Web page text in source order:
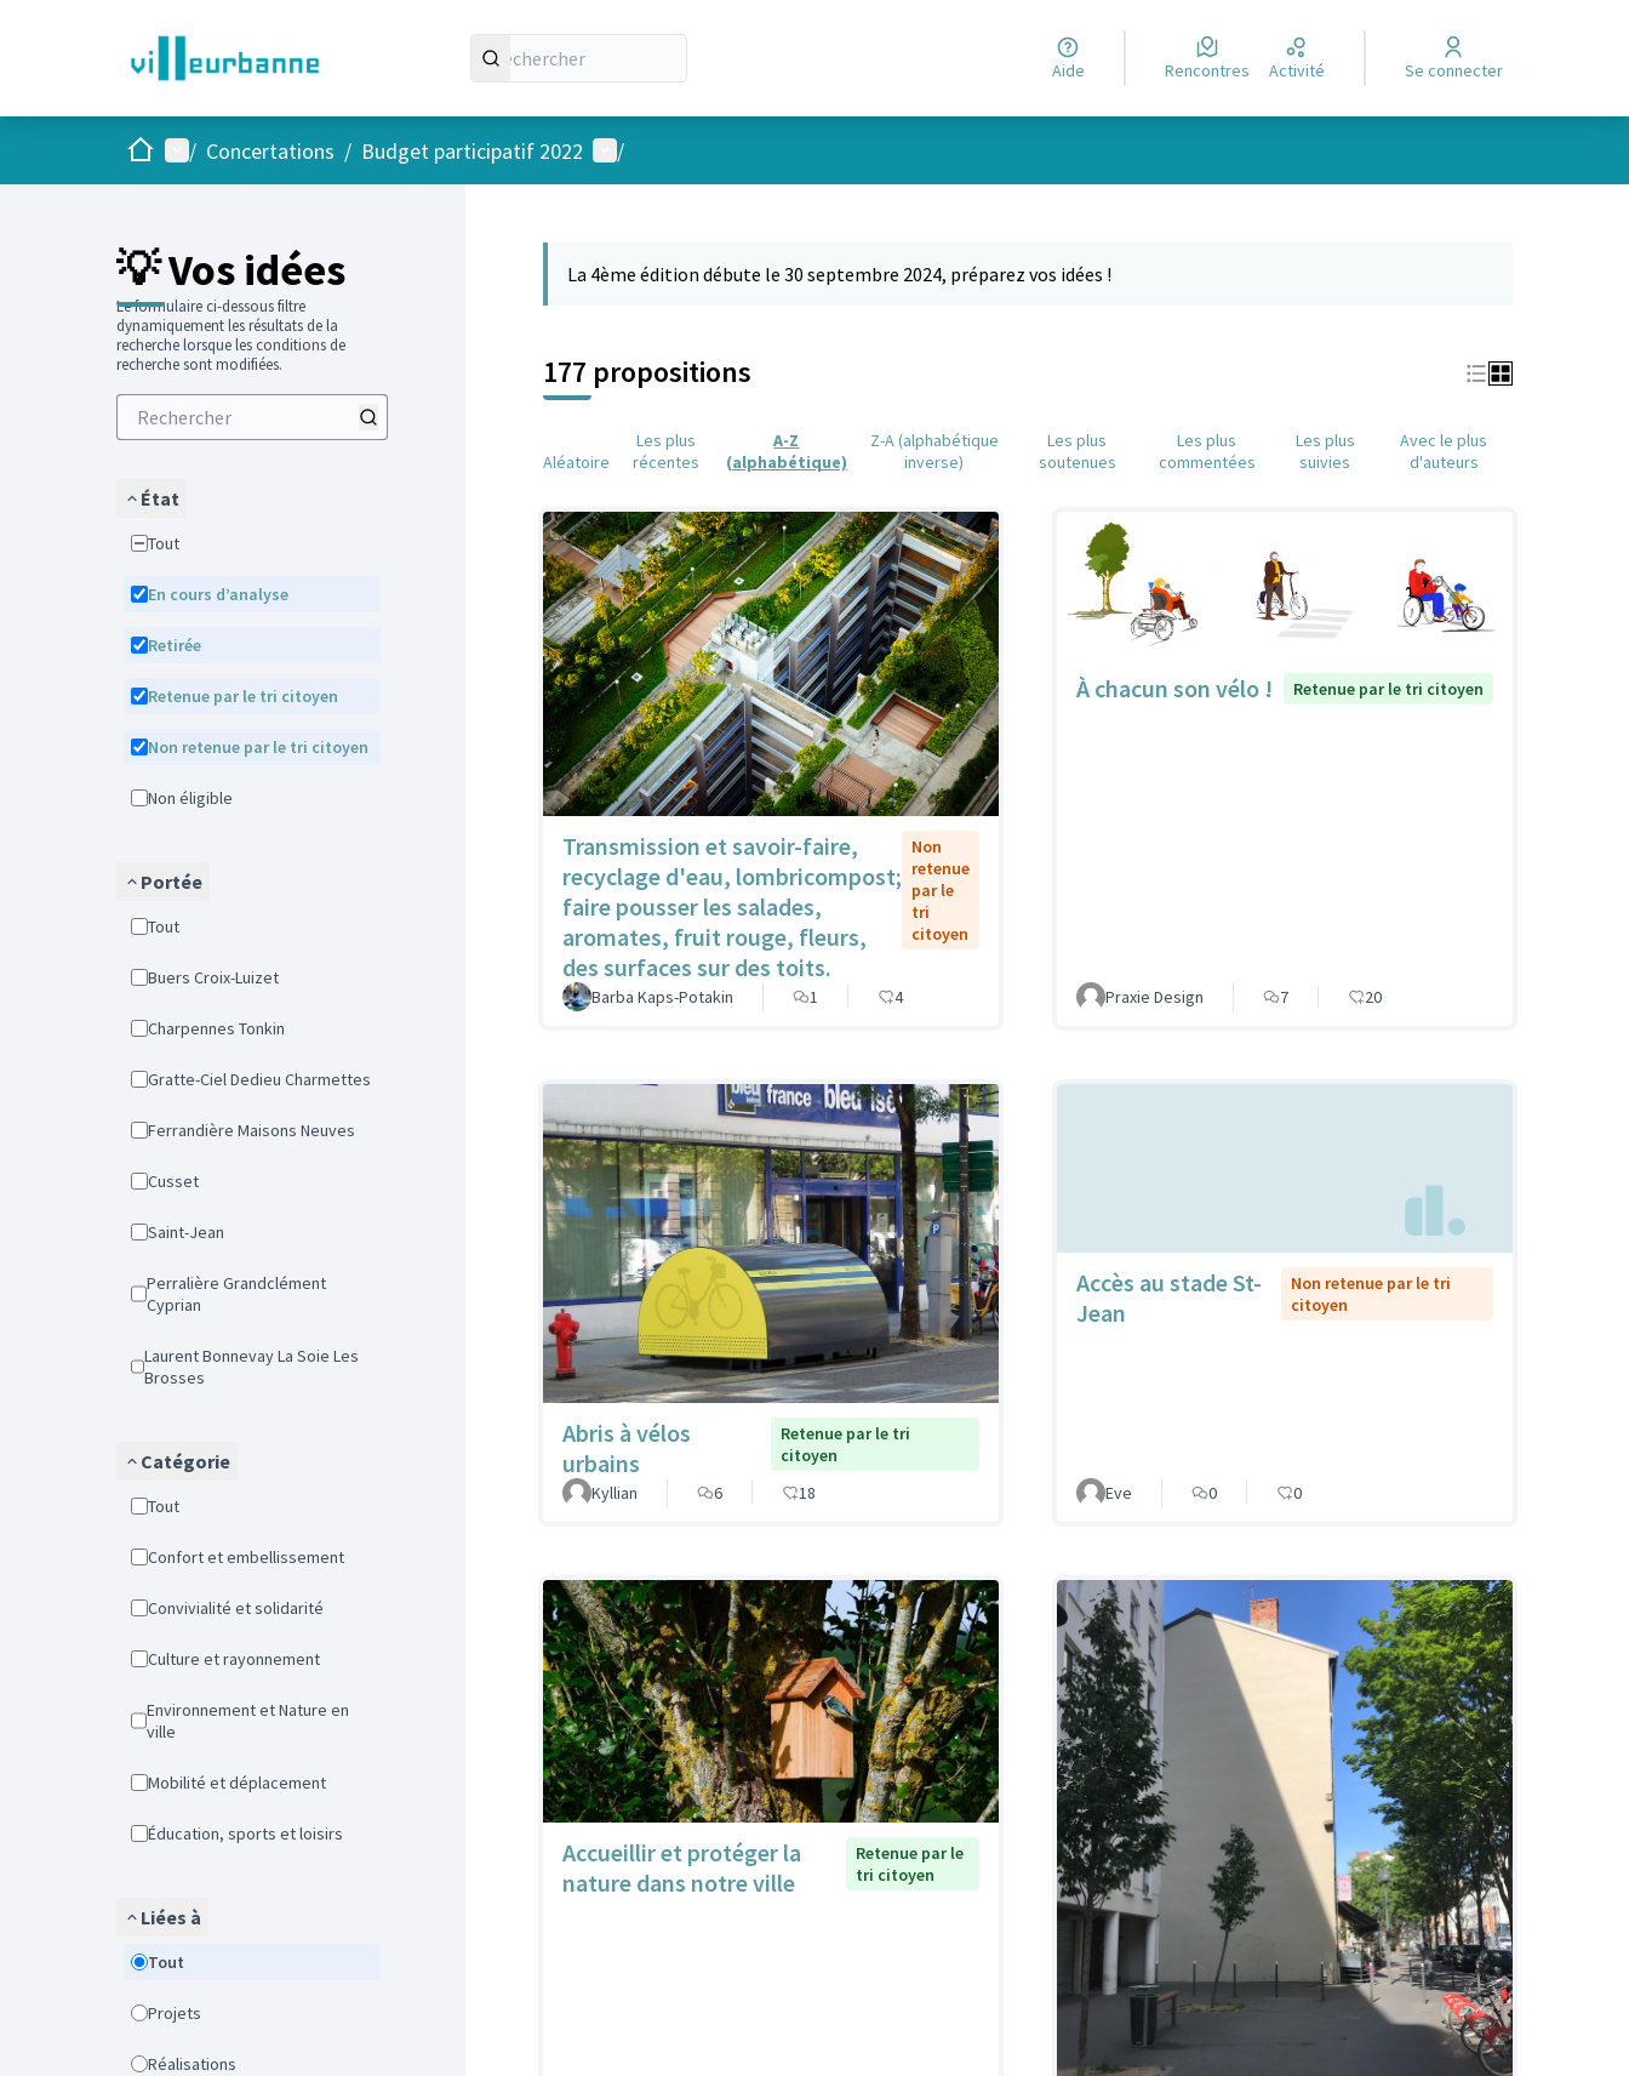
Aide Rencontres Activité Se connecter
AccueilMenu principal
/ Concertations / Budget participatif 2022 Menu utilisateur
/
💡 Vos idées
Le formulaire ci-dessous filtre
dynamiquement les résultats de la
recherche lorsque les conditions de
recherche sont modifiées.
État
Tout
En cours d’analyse
Retirée
Retenue par le tri citoyen
Non retenue par le tri citoyen
Non éligible
Portée
Tout
Buers Croix-Luizet
Charpennes Tonkin
Gratte-Ciel Dedieu Charmettes
Ferrandière Maisons Neuves
Cusset
Saint-Jean
Perralière Grandclément
Cyprian
Laurent Bonnevay La Soie Les
Brosses
Catégorie
Tout
Confort et embellissement
Convivialité et solidarité
Culture et rayonnement
Environnement et Nature en
ville
Mobilité et déplacement
Éducation, sports et loisirs
Liées à
Tout
Projets
Réalisations
La 4ème édition débute le 30 septembre 2024, préparez vos idées !
177 propositions
Aléatoire
Les plus
récentes
A-Z
(alphabétique)
Z-A (alphabétique
inverse)
Les plus
soutenues
Les plus
commentées
Les plus
suivies
Avec le plus
d'auteurs
Transmission et savoir-faire,
recyclage d'eau, lombricompost;
faire pousser les salades,
aromates, fruit rouge, fleurs,
des surfaces sur des toits.
Non
retenue
par le
tri
citoyen
Barba Kaps-Potakin 1 4
À chacun son vélo ! Retenue par le tri citoyen
Praxie Design 7 20
Abris à vélos
urbains
Retenue par le tri
citoyen
Kyllian
6 18
Accès au stade St-
Jean
Non retenue par le tri
citoyen
Eve 0 0
Accueillir et protéger la
nature dans notre ville
Retenue par le
tri citoyen